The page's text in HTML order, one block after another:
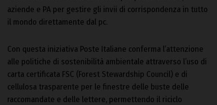
aziende e PA per gestire gli invii di corrispondenza in tutto
il mondo direttamente dal pc.
Con questa iniziativa Poste Italiane conferma l’attenzione
alle politiche di sostenibilità ambientale attraverso l’uso di
carta certificata FSC (Forest Stewardship Council) e di
cellulosa trasparente per le finestre delle buste delle
raccomandate e delle lettere, permettendo il riciclo